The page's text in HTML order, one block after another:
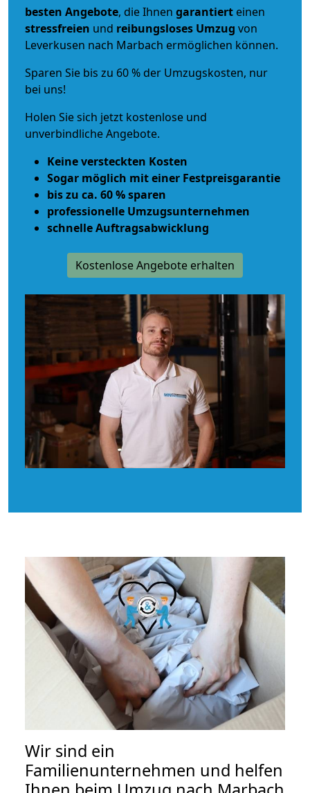
besten Angebote, die Ihnen garantiert einen
stressfreien und reibungsloses Umzug von
Leverkusen nach Marbach ermöglichen können.
Sparen Sie bis zu 60 % der Umzugskosten, nur
bei uns!
Holen Sie sich jetzt kostenlose und
unverbindliche Angebote.
Keine versteckten Kosten
Sogar möglich mit einer Festpreisgarantie
bis zu ca. 60 % sparen
professionelle Umzugsunternehmen
schnelle Auftragsabwicklung
Kostenlose Angebote erhalten
Wir sind ein
Familienunternehmen und helfen